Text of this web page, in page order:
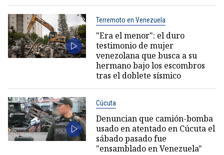
Terremoto en Venezuela
"Era el menor": el duro
testimonio de mujer
venezolana que busca a su
hermano bajo los escombros
tras el doblete sísmico
Cúcuta
Denuncian que camión-bomba
usado en atentado en Cúcuta el
sábado pasado fue
"ensamblado en Venezuela"